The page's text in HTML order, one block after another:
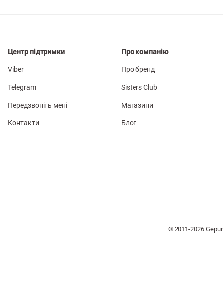
Центр підтримки
Viber
Telegram
Передзвоніть мені
Контакти
Про компанію
Про бренд
Sisters Club
Магазини
Блог
© 2011-2026 Gepur